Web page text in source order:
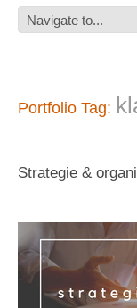
Portfolio Tag:
Strategie &